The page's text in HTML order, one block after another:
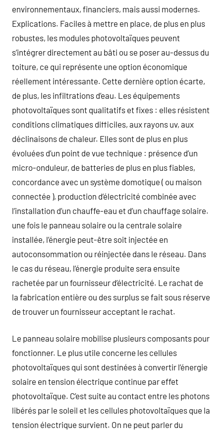
environnementaux, financiers, mais aussi modernes.
Explications. Faciles à mettre en place, de plus en plus
robustes, les modules photovoltaïques peuvent
s’intégrer directement au bâti ou se poser au-dessus du
toiture, ce qui représente une option économique
réellement intéressante. Cette dernière option écarte,
de plus, les infiltrations d’eau. Les équipements
photovoltaïques sont qualitatifs et fixes : elles résistent
conditions climatiques difficiles, aux rayons uv, aux
déclinaisons de chaleur. Elles sont de plus en plus
évoluées d’un point de vue technique : présence d’un
micro-onduleur, de batteries de plus en plus fiables,
concordance avec un système domotique ( ou maison
connectée ), production d’électricité combinée avec
l’installation d’un chauffe-eau et d’un chauffage solaire.
une fois le panneau solaire ou la centrale solaire
installée, l’énergie peut-être soit injectée en
autoconsommation ou réinjectée dans le réseau. Dans
le cas du réseau, l’énergie produite sera ensuite
rachetée par un fournisseur d’électricité. Le rachat de
la fabrication entière ou des surplus se fait sous réserve
de trouver un fournisseur acceptant le rachat.
Le panneau solaire mobilise plusieurs composants pour
fonctionner. Le plus utile concerne les cellules
photovoltaïques qui sont destinées à convertir l’énergie
solaire en tension électrique continue par effet
photovoltaïque. C’est suite au contact entre les photons
libérés par le soleil et les cellules photovoltaïques que la
tension électrique survient. On ne peut parler du